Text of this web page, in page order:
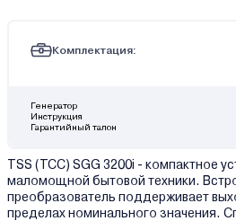
Комплектация:
Генератор
Инструкция
Гарантийный талон
TSS (TCC) SGG 3200i - компактное
маломощной бытовой техники.
преобразователь поддерживает
пределах номинального значения.